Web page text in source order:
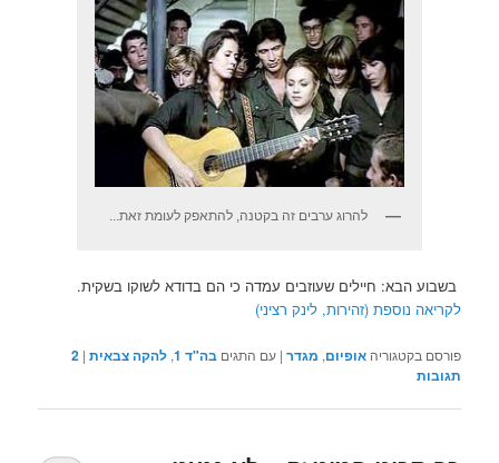
להרוג ערבים זה בקטנה, להתאפק לעומת זאת...
בשבוע הבא: חיילים שעוזבים עמדה כי הם בדודא לשוקו בשקית.
לקריאה נוספת (זהירות, לינק רציני)
פורסם בקטגוריה אופיום, מגדר |עם התגים בה"ד 1 ,להקה צבאית |
2
תגובות